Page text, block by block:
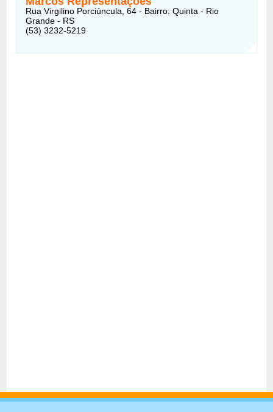
Rua Virgilino Porciúncula, 64 - Bairro: Quinta - Rio
Grande - RS
(53) 3232-5219